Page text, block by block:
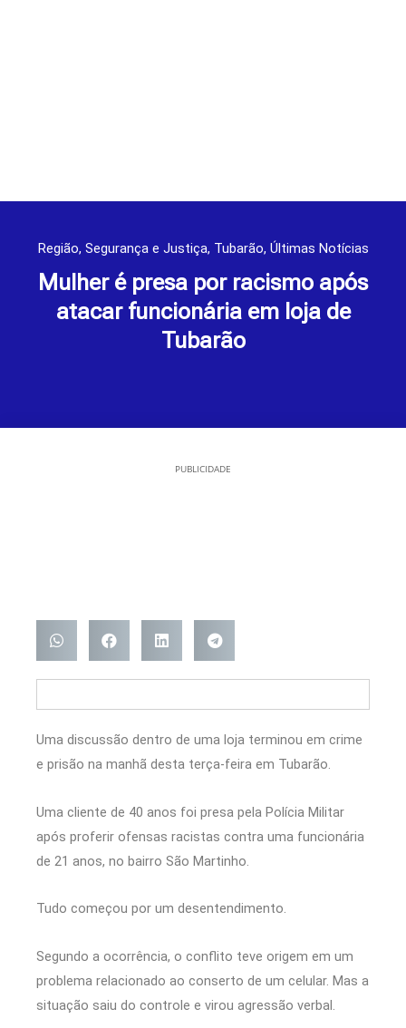
Região, Segurança e Justiça, Tubarão, Últimas Notícias
Mulher é presa por racismo após
atacar funcionária em loja de
Tubarão
PUBLICIDADE
Uma discussão dentro de uma loja terminou em crime
e prisão na manhã desta terça-feira em Tubarão.
Uma cliente de 40 anos foi presa pela Polícia Militar
após proferir ofensas racistas contra uma funcionária
de 21 anos, no bairro São Martinho.
Tudo começou por um desentendimento.
Segundo a ocorrência, o conflito teve origem em um
problema relacionado ao conserto de um celular. Mas a
situação saiu do controle e virou agressão verbal.